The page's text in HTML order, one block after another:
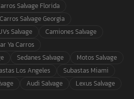
Salvage Florida
Carros Salvage Georgia
Salvage
Camiones Salvage
Ya Carros
Sedanes Salvage
Motos Salvage
Los Angeles
Subastas Miami
Audi Salvage Lexus Salvage